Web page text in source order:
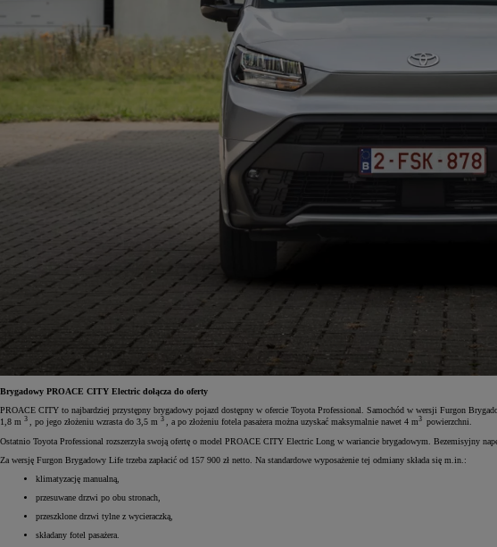
Brygadowy PROACE CITY Electric dołącza do oferty
PROACE CITY to najbardziej przystępny brygadowy pojazd dostępny w ofercie Toyota Professional. Samochód w wersji Furgon
1,8 m 3 , po jego złożeniu wzrasta do 3,5 m 3 , a po złożeniu fotela pasażera można uzyskać maksymalnie nawet 4 m3 powierzchni.
Ostatnio Toyota Professional rozszerzyła swoją ofertę o model PROACE CITY Electric Long w wariancie brygadowym. Bezemisyjny
Za wersję Furgon Brygadowy Life trzeba zapłacić od 157 900 zł netto. Na standardowe wyposażenie tej odmiany składa się m.in.:
klimatyzację manualną,
przesuwane drzwi po obu stronach,
przeszklone drzwi tylne z wycieraczką,
składany fotel pasażera.